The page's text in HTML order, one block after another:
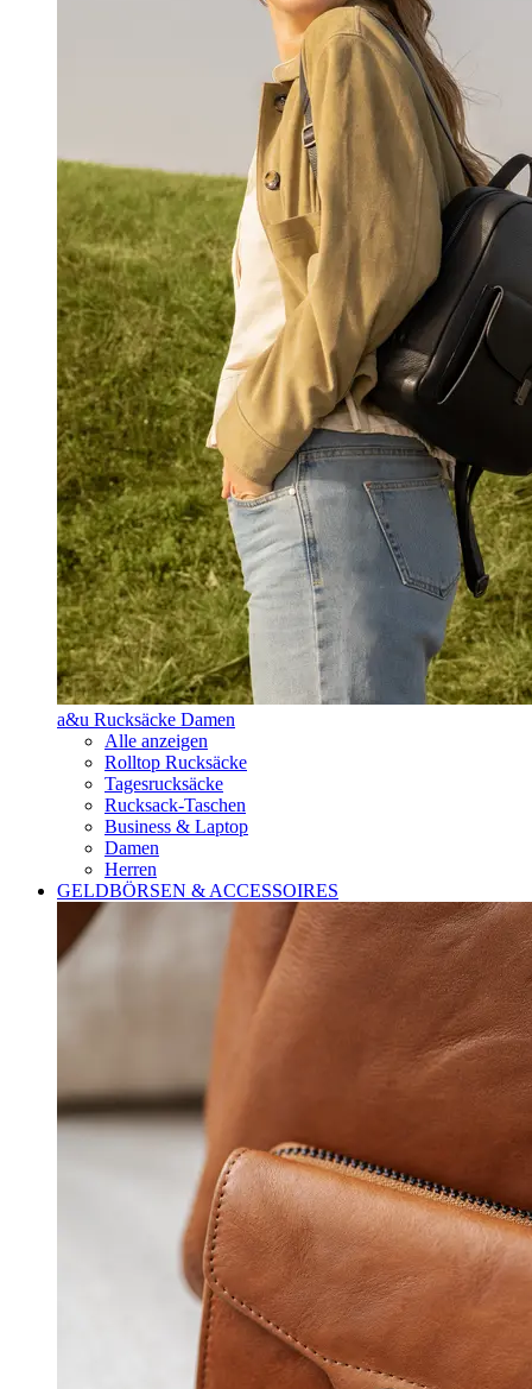
a&u Rucksäcke Damen
Alle anzeigen
Rolltop Rucksäcke
Tagesrucksäcke
Rucksack-Taschen
Business & Laptop
Damen
Herren
GELDBÖRSEN & ACCESSOIRES